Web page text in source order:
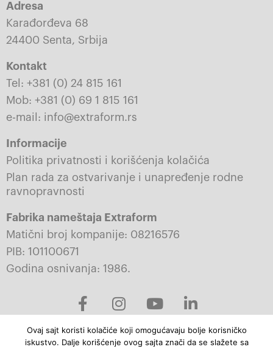
Adresa
Karađorđeva 68
24400 Senta, Srbija
Kontakt
Tel: +381 (0) 24 815 161
Mob: +381 (0) 69 1 815 161
e-mail: info@extraform.rs
Informacije
Politika privatnosti i korišćenja kolačića
Plan rada za ostvarivanje i unapređenje rodne
ravnopravnosti
Fabrika nameštaja Extraform
Matični broj kompanije: 08216576
PIB: 101100671
Godina osnivanja: 1986.
F
a
c
e
I
n
s
t
Y
o
u
t
i
n
k
Ovaj sajt koristi kolačiće koji omogućavaju bolje korisničko
iskustvo. Dalje korišćenje ovog sajta znači da se slažete sa